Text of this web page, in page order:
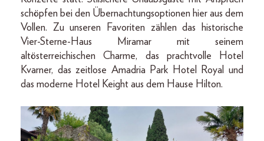
schöpfen bei den Übernachtungsoptionen hier aus dem
Vollen. Zu unseren Favoriten zählen das historische
Vier-Sterne-Haus Miramar mit seinem
altösterreichischen Charme, das prachtvolle Hotel
Kvarner, das zeitlose Amadria Park Hotel Royal und
das moderne Hotel Keight aus dem Hause Hilton.